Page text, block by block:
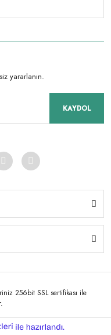
yararlanın.
KAYDOL
256bit SSL sertifikası ile
e-